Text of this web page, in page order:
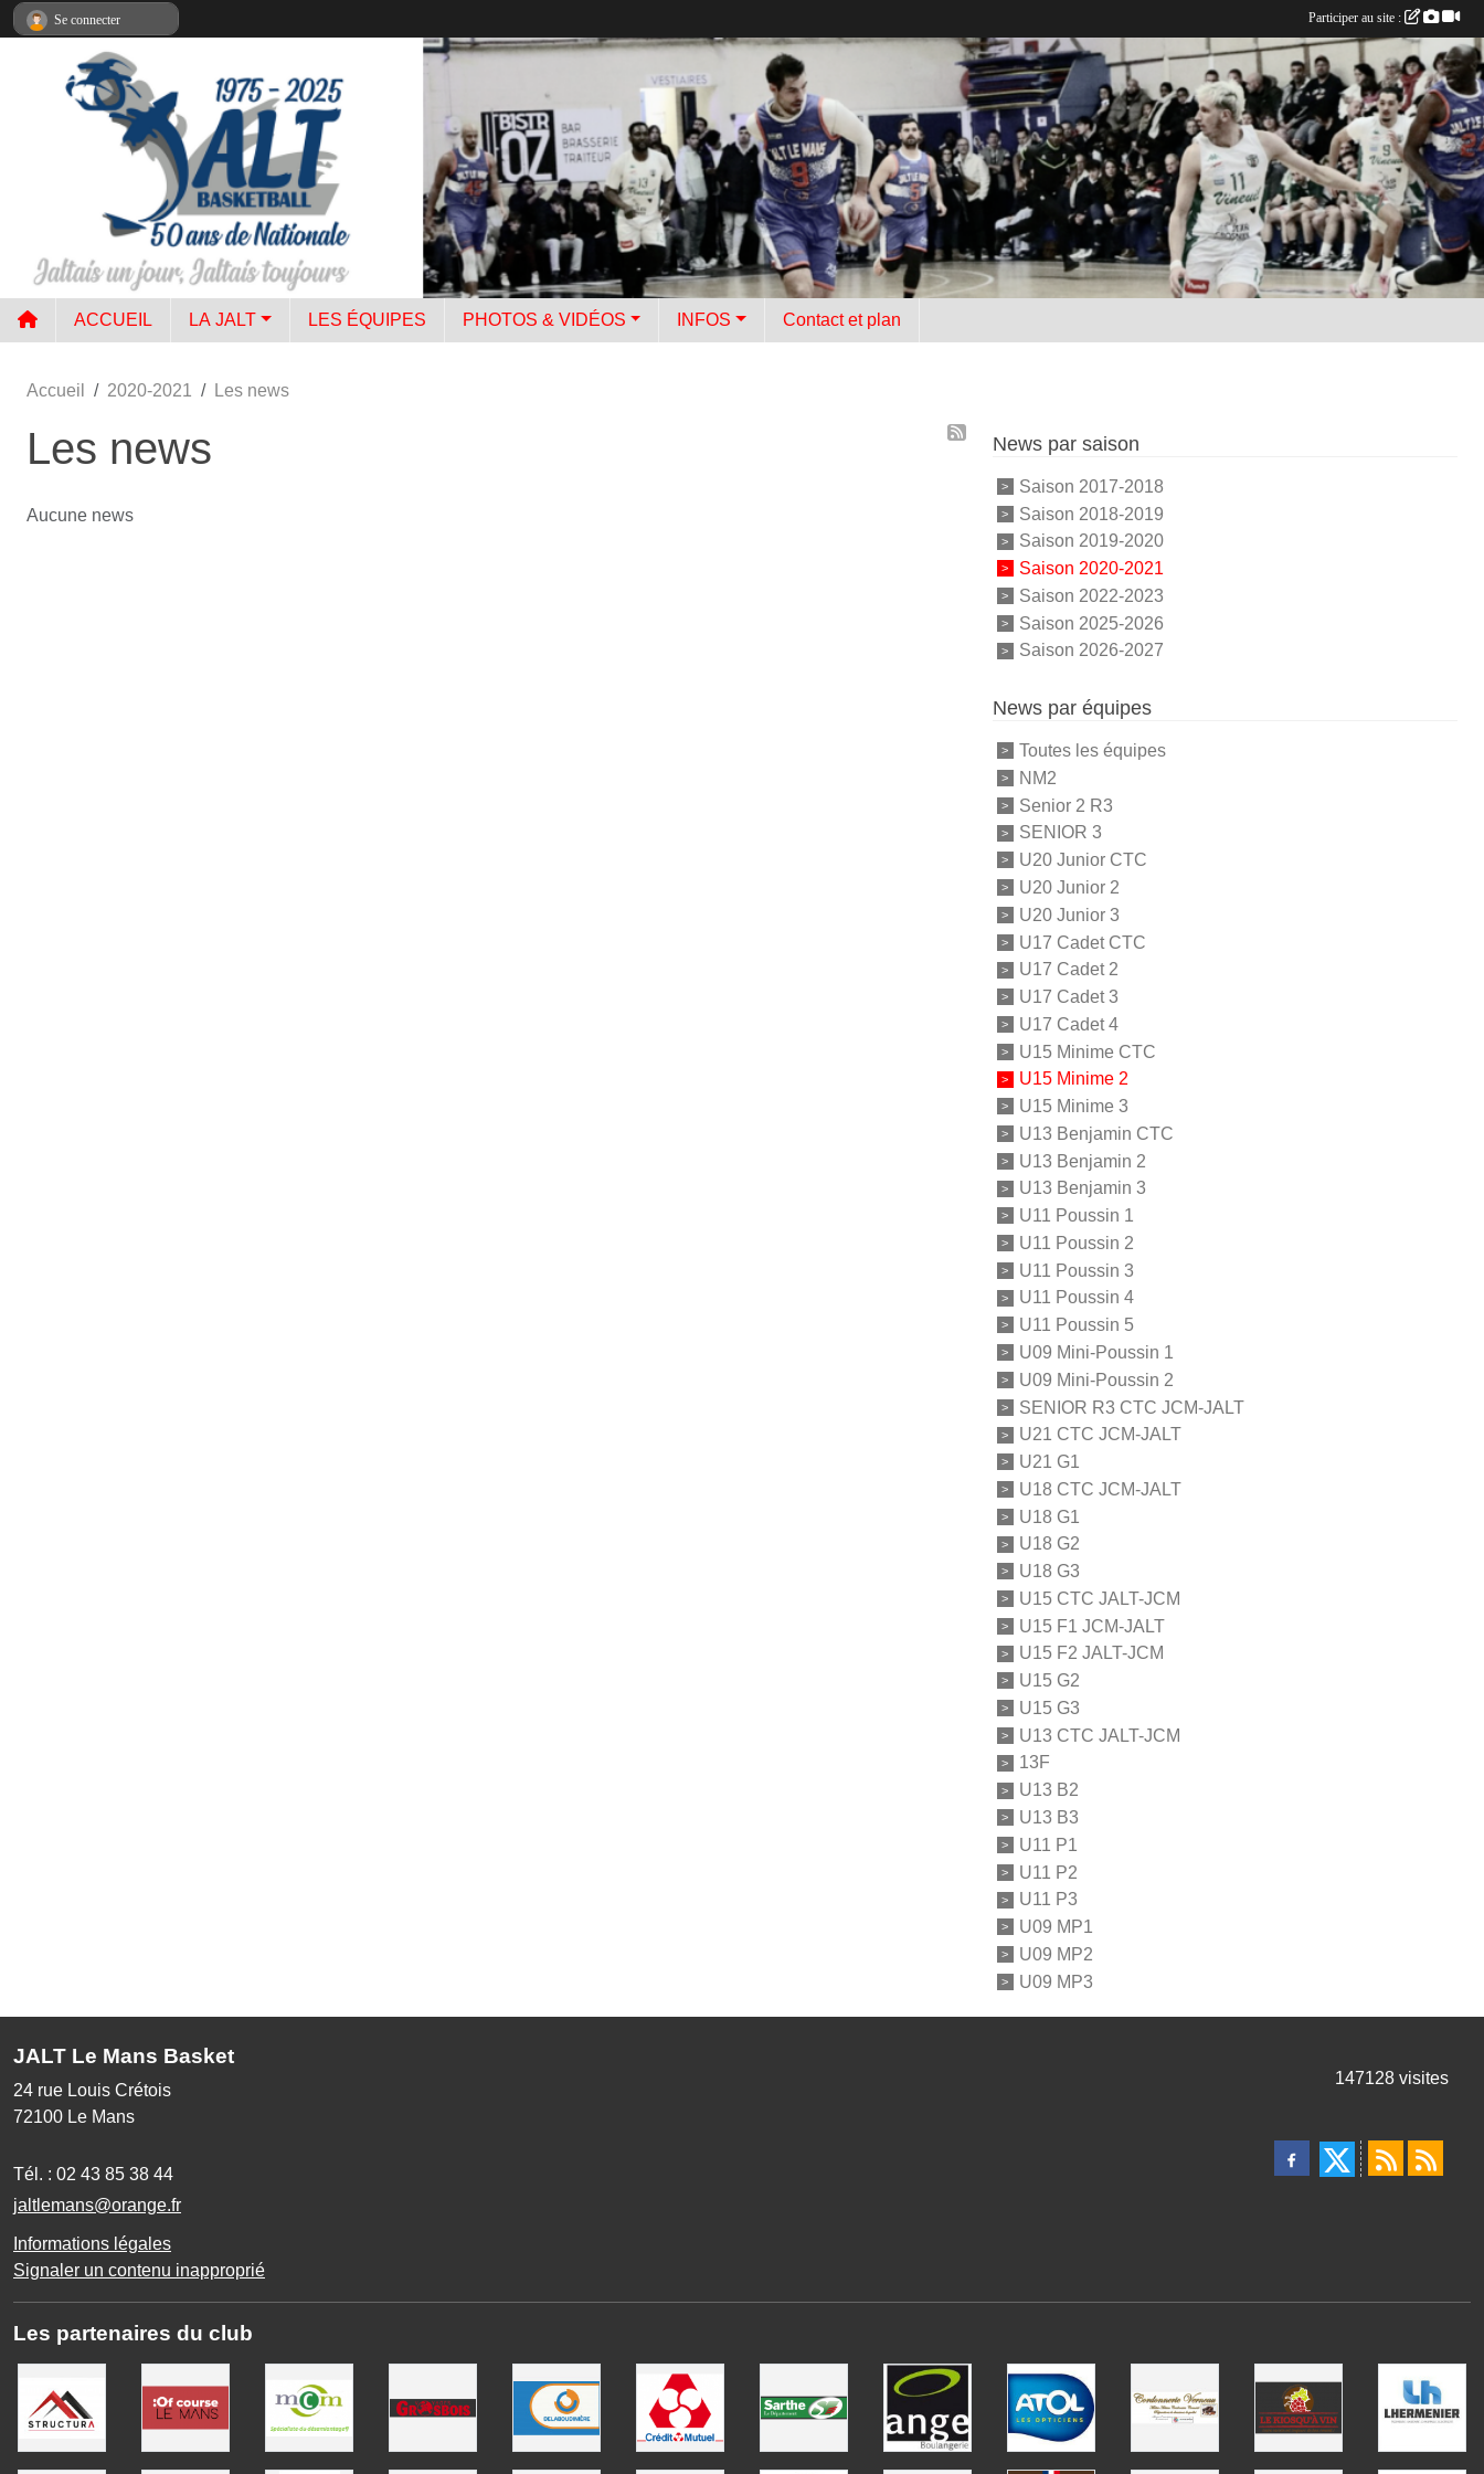
ACCUEIL LA JALT LES ÉQUIPES PHOTOS & VIDÉOS INFOS Contact et plan
Accueil 2020-2021 Les news
Les news
Aucune news
News par saison
Saison 2017-2018
Saison 2018-2019
Saison 2019-2020
Saison 2020-2021
Saison 2022-2023
Saison 2025-2026
Saison 2026-2027
News par équipes
Toutes les équipes
NM2
Senior 2 R3
SENIOR 3
U20 Junior CTC
U20 Junior 2
U20 Junior 3
U17 Cadet CTC
U17 Cadet 2
U17 Cadet 3
U17 Cadet 4
U15 Minime CTC
U15 Minime 2
U15 Minime 3
U13 Benjamin CTC
U13 Benjamin 2
U13 Benjamin 3
U11 Poussin 1
U11 Poussin 2
U11 Poussin 3
U11 Poussin 4
U11 Poussin 5
U09 Mini-Poussin 1
U09 Mini-Poussin 2
SENIOR R3 CTC JCM-JALT
U21 CTC JCM-JALT
U21 G1
U18 CTC JCM-JALT
U18 G1
U18 G2
U18 G3
U15 CTC JALT-JCM
U15 F1 JCM-JALT
U15 F2 JALT-JCM
U15 G2
U15 G3
U13 CTC JALT-JCM
13F
U13 B2
U13 B3
U11 P1
U11 P2
U11 P3
U09 MP1
U09 MP2
U09 MP3
JALT Le Mans Basket
24 rue Louis Crétois
72100 Le Mans
Tél. : 02 43 85 38 44
jaltlemans@orange.fr
Informations légales
Signaler un contenu inapproprié
147128 visites
Les partenaires du club
Se connecter Participer au site :
Panneau de gestion des cookies